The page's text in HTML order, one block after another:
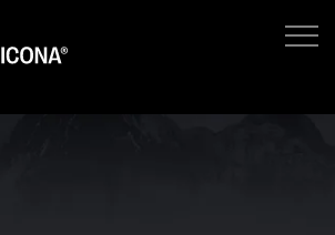
No hay